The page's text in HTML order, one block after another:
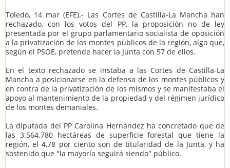
Toledo, 14 mar (EFE).- Las Cortes de Castilla-La Mancha han
rechazado, con los votos del PP, la proposición no de ley
presentada por el grupo parlamentario socialista de oposición
a la privatización de los montes públicos de la región, algo que,
según el PSOE, pretende hacer la Junta con 57 de ellos.
En el texto rechazado se instaba a las Cortes de Castilla-La
Mancha a posicionarse en la defensa de los montes públicos y
en contra de la privatización de los mismos y se manifestaba el
apoyo al mantenimiento de la propiedad y del régimen jurídico
de los montes demaniales.
La diputada del PP Carolina Hernández ha concretado que de
las 3.564.780 hectáreas de superficie forestal que tiene la
región, el 4,78 por ciento son de titularidad de la Junta, y ha
sostenido que "la mayoría seguirá siendo" público.